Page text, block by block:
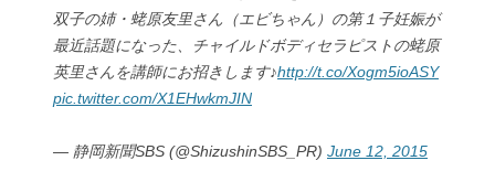
双子の姉・蛯原友里さん（エビちゃん）の第１子妊娠が
最近話題になった、チャイルドボディセラピストの蛯原
英里さんを講師にお招きします♪http://t.co/Xogm5ioASY
pic.twitter.com/X1EHwkmJIN
— 静岡新聞SBS (@ShizushinSBS_PR) June 12, 2015